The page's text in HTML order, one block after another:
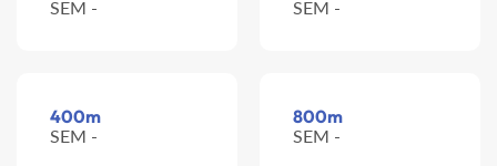
SEM - SEM -
400m
SEM -
800m
SEM -